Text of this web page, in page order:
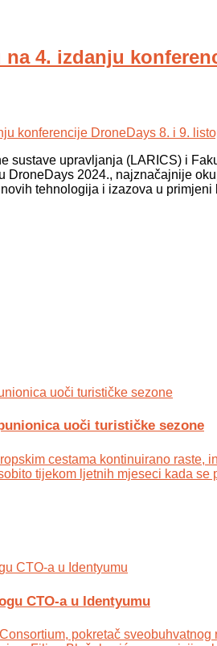
4. izdanju
sustave upravljanja (LARICS) i
DroneDays 2024., najznačajnije
tehnologija i izazova u
uoči turističke sezone
cestama kontinuirano raste,
tijekom ljetnih mjeseci kada
CTO-a u Identyumu
pokretač